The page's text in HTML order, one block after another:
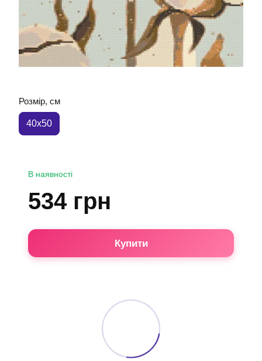
Розмір, см
40x50
В наявності
534 грн
Купити